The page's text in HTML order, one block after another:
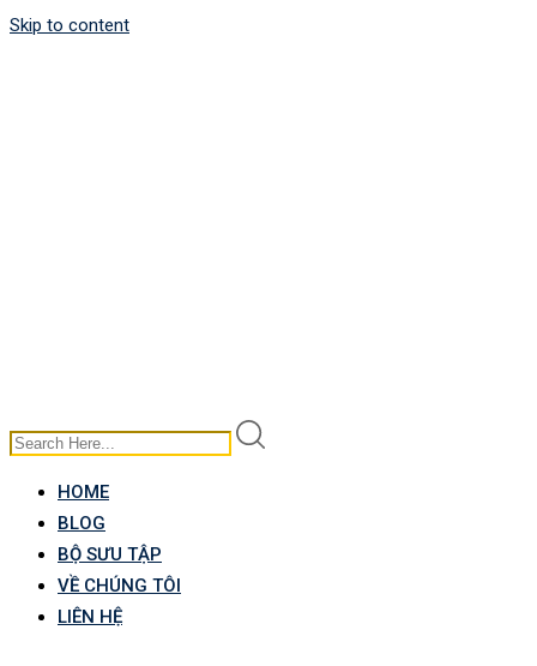
Skip to content
HOME
BLOG
BỘ SƯU TẬP
VỀ CHÚNG TÔI
LIÊN HỆ